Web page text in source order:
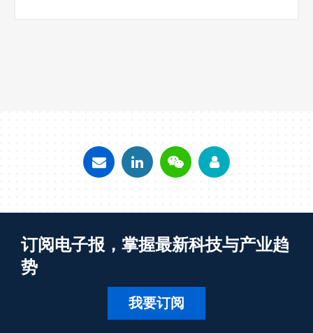
订阅电子报，掌握最新科技与产业趋
势
我要订阅